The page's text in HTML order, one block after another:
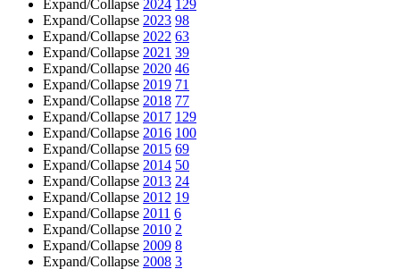
Expand/Collapse 2024 129
Expand/Collapse 2023 98
Expand/Collapse 2022 63
Expand/Collapse 2021 39
Expand/Collapse 2020 46
Expand/Collapse 2019 71
Expand/Collapse 2018 77
Expand/Collapse 2017 129
Expand/Collapse 2016 100
Expand/Collapse 2015 69
Expand/Collapse 2014 50
Expand/Collapse 2013 24
Expand/Collapse 2012 19
Expand/Collapse 2011 6
Expand/Collapse 2010 2
Expand/Collapse 2009 8
Expand/Collapse 2008 3